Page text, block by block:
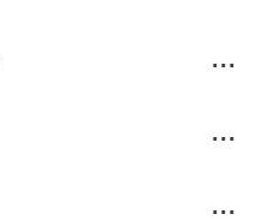
...
...
...